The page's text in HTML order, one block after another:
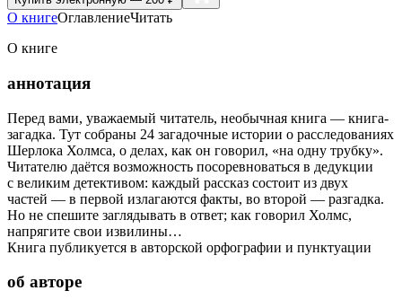
О книгеОглавлениеЧитать
О книге
аннотация
Перед вами, уважаемый читатель, необычная книга — книга-
загадка. Тут собраны 24 загадочные истории о расследованиях
Шерлока Холмса, о делах, как он говорил, «на одну трубку».
Читателю даётся возможность посоревноваться в дедукции
с великим детективом: каждый рассказ состоит из двух
частей — в первой излагаются факты, во второй — разгадка.
Но не спешите заглядывать в ответ; как говорил Холмс,
напрягите свои извилины…
Книга публикуется в авторской орфографии и пунктуации
об авторе